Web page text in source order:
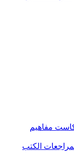
مفاهيم
مراجعات الكتب